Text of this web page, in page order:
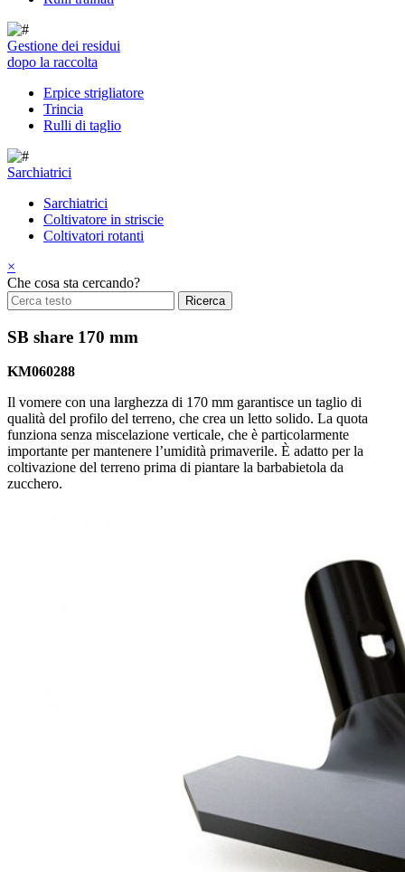
Gestione dei residui
dopo la raccolta
Erpice strigliatore
Trincia
Rulli di taglio
Sarchiatrici
Sarchiatrici
Coltivatore in striscie
Coltivatori rotanti
×
Che cosa sta cercando?
SB share 170 mm
KM060288
Il vomere con una larghezza di 170 mm garantisce un taglio di
qualità del profilo del terreno, che crea un letto solido. La quota
funziona senza miscelazione verticale, che è particolarmente
importante per mantenere l’umidità primaverile. È adatto per la
coltivazione del terreno prima di piantare la barbabietola da
zucchero.